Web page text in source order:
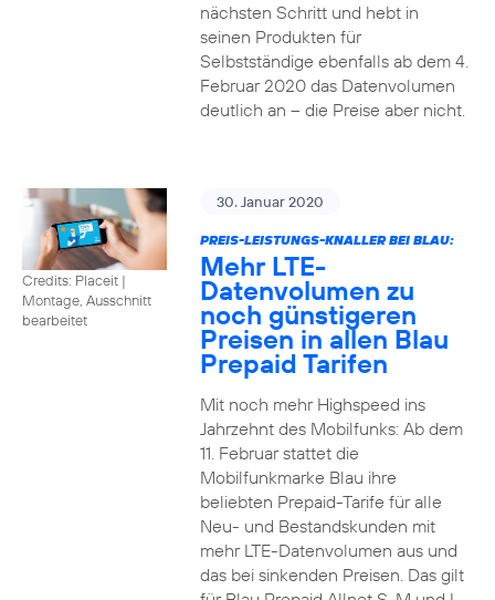
nächsten Schritt und hebt in
seinen Produkten für
Selbstständige ebenfalls ab dem 4.
Februar 2020 das Datenvolumen
deutlich an – die Preise aber nicht.
Credits: Placeit |
Montage, Ausschnitt
bearbeitet
30. Januar 2020
PREIS-LEISTUNGS-KNALLER BEI BLAU:
Mehr LTE-
Datenvolumen zu
noch günstigeren
Preisen in allen Blau
Prepaid Tarifen
Mit noch mehr Highspeed ins
Jahrzehnt des Mobilfunks: Ab dem
11. Februar stattet die
Mobilfunkmarke Blau ihre
beliebten Prepaid-Tarife für alle
Neu- und Bestandskunden mit
mehr LTE-Datenvolumen aus und
das bei sinkenden Preisen. Das gilt